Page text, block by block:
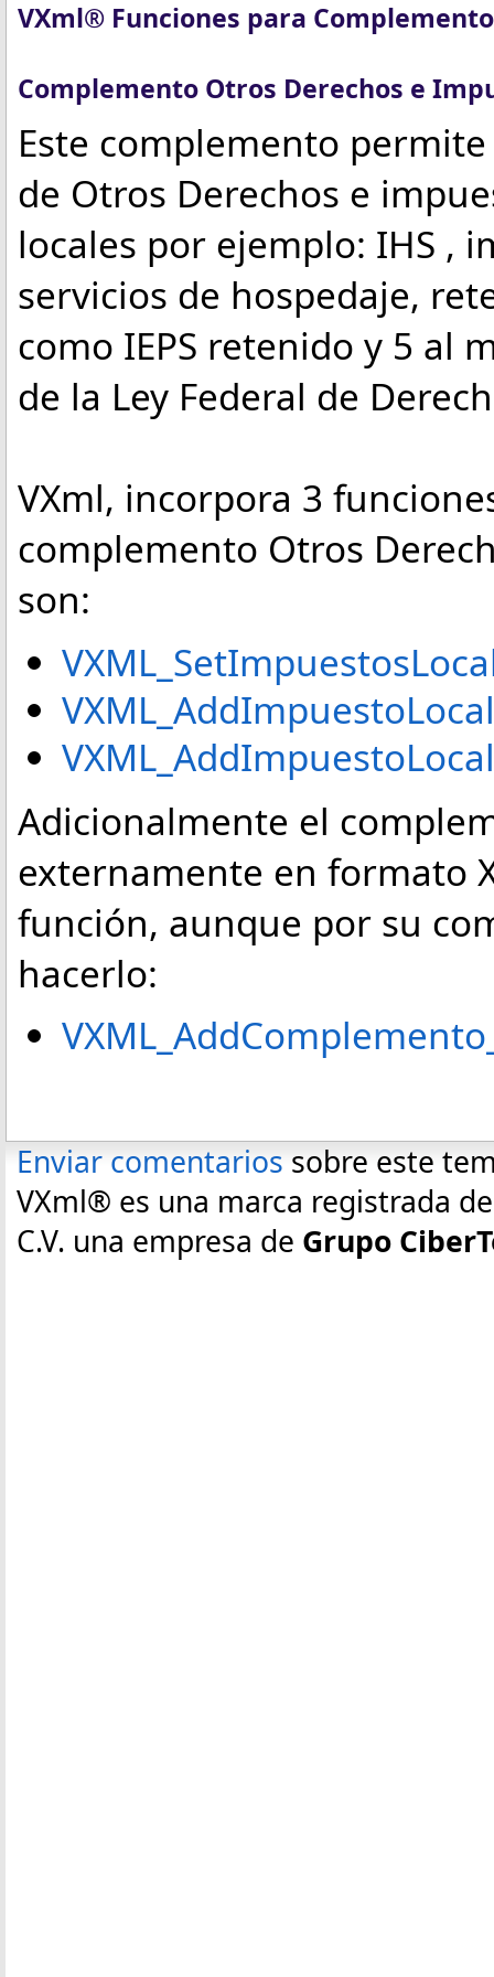
VXml® Funciones para
Complemento Otros Derechos e
Este complemento
de Otros Derechos e
locales por ejemplo: IHS ,
servicios de hospedaje,
como IEPS retenido y 5 al
de la Ley Federal de
VXml, incorpora 3
complemento Otros
son:
Adicionalmente el
externamente en formato
función, aunque por su
hacerlo:
Enviar comentarios sobre este
VXml® es una marca registrada
C.V. una empresa de Grupo